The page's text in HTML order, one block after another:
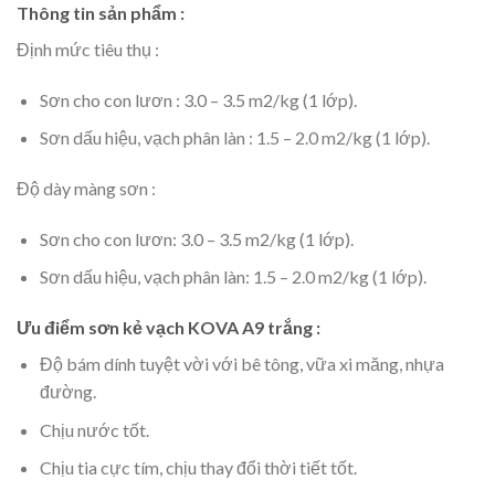
Thông tin sản phẩm :
Định mức tiêu thụ :
Sơn cho con lươn : 3.0 – 3.5 m2/kg (1 lớp).
Sơn dấu hiệu, vạch phân làn : 1.5 – 2.0 m2/kg (1 lớp).
Độ dày màng sơn :
Sơn cho con lươn: 3.0 – 3.5 m2/kg (1 lớp).
Sơn dấu hiệu, vạch phân làn: 1.5 – 2.0 m2/kg (1 lớp).
Ưu điểm sơn kẻ vạch KOVA A9 trắng :
Độ bám dính tuyệt vời với bê tông, vữa xi măng, nhựa
đường.
Chịu nước tốt.
Chịu tia cực tím, chịu thay đổi thời tiết tốt.